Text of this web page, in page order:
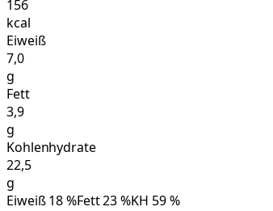
156
kcal
Eiweiß
7,0
g
Fett
3,9
g
Kohlenhydrate
22,5
g
Eiweiß18%Fett23%KH 59%